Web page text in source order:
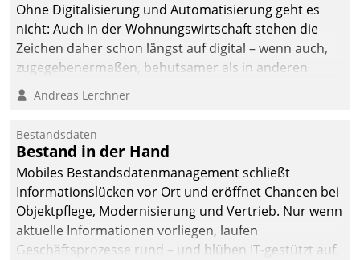
Ohne Digitalisierung und Automatisierung geht es
nicht: Auch in der Wohnungswirtschaft stehen die
Zeichen daher schon längst auf digital – wenn auch,
zugegebenermaßen, behutsamer als in anderen
Branchen.
Andreas Lerchner
Bestandsdaten
Bestand in der Hand
Mobiles Bestandsdatenmanagement schließt
Informationslücken vor Ort und eröffnet Chancen bei
Objektpflege, Modernisierung und Vertrieb. Nur wenn
aktuelle Informationen vorliegen, laufen
Geschäftsprozesse rund – und blühen IT-gestützt auf.